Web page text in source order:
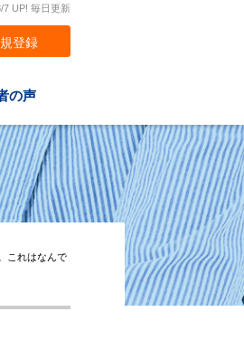
UP! 毎日更新
登録
の声
これはなんで